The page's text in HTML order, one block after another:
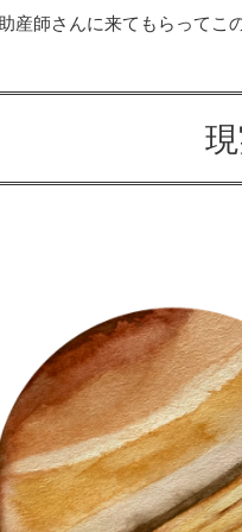
産師さんに来てもらってこ